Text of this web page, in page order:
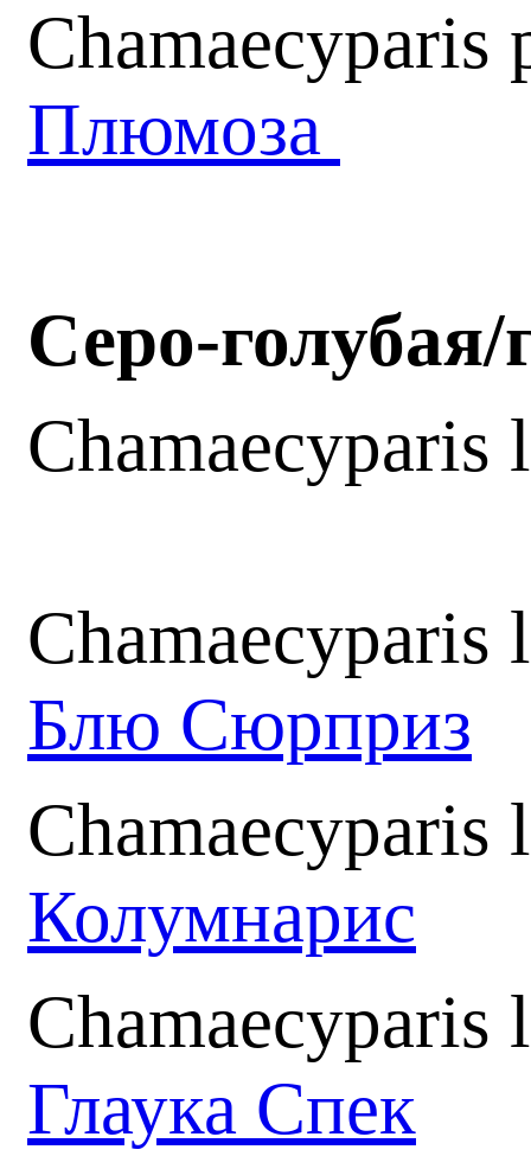
Плюмоза
Серо-голубая/
Блю Сюрприз
Колумнарис
Chamaecyparis
Глаука Спек